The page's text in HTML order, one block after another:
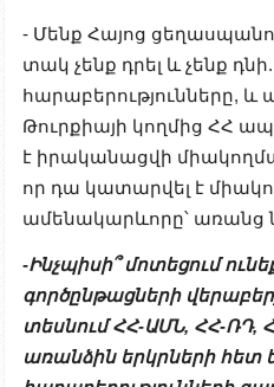
- Մենք Հայոց
տակ չենք դրել և չենք
հարաբերությունները, և
Թուրքիայի կողմից ՀՀ
է իրականացվի
որ դա կատարվել է
ամենակարևորը՝
-Ինչպիսի՞ մոտեցում
գործընթացների
տեսնում ՀՀ-ԱՄՆ, ՀՀ-ՌԴ,
առանձին երկրների հետ